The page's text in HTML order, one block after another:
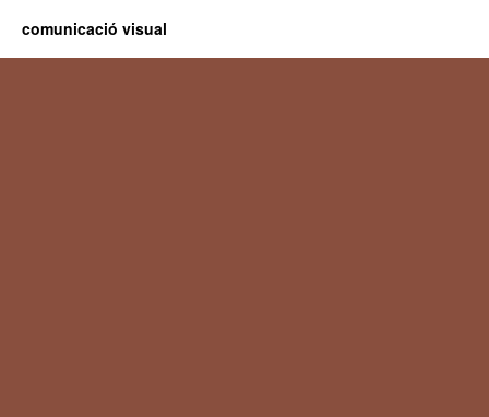
comunicació visual